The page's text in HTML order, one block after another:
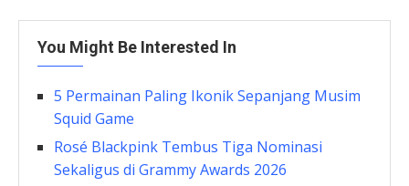
You Might Be Interested In
5 Permainan Paling Ikonik Sepanjang Musim
Squid Game
Rosé Blackpink Tembus Tiga Nominasi
Sekaligus di Grammy Awards 2026